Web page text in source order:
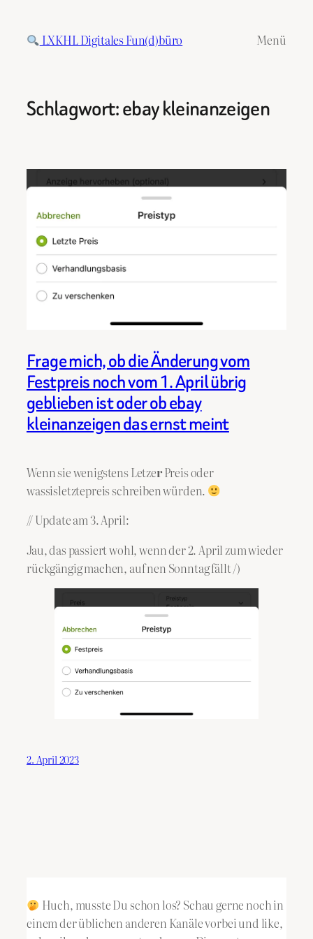
Inhalt
springen
LXKHL Digitales Fun(d)büro Menü
Schlagwort:ebay kleinanzeigen
Frage mich, ob die Änderung vom
Festpreis noch vom 1. April übrig
geblieben ist oder ob ebay
kleinanzeigen das ernst meint
Wenn sie wenigstens LetzerPreis oder
wassisletztepreis schreiben würden.
// Update am 3. April:
Jau, das passiert wohl, wenn der 2. April zum wieder
rückgängig machen, auf nen Sonntag fällt /)
2. April 2023
Huch, musste Du schon los? Schau gerne noch in
einem der üblichen anderen Kanäle vorbei und like,